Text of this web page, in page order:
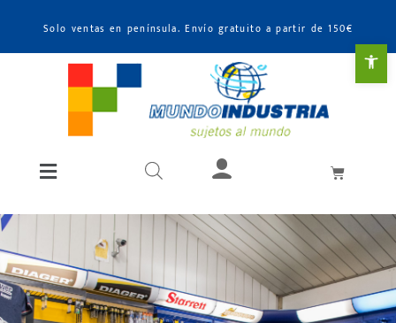
Solo ventas en península. Envío gratuito a partir de 150€